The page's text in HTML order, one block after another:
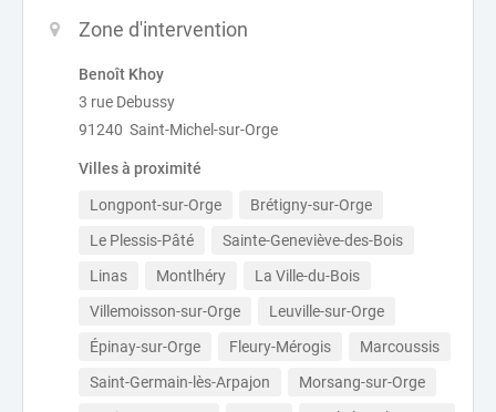
Zone d'intervention
Benoît Khoy
3 rue Debussy
91240 Saint-Michel-sur-Orge
Villes à proximité
Longpont-sur-Orge
Brétigny-sur-Orge
Le Plessis-Pâté
Sainte-Geneviève-des-Bois
Linas
Montlhéry
La Ville-du-Bois
Villemoisson-sur-Orge
Leuville-sur-Orge
Épinay-sur-Orge
Fleury-Mérogis
Marcoussis
Saint-Germain-lès-Arpajon
Morsang-sur-Orge